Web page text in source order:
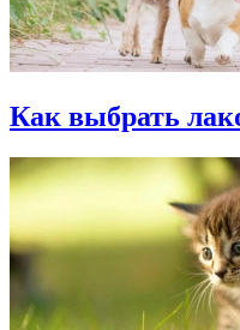
Как выбрать